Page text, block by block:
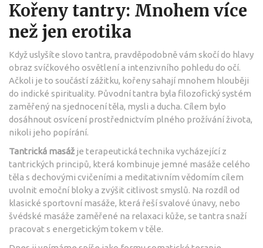
Kořeny tantry: Mnohem více
než jen erotika
Když uslyšíte slovo tantra, pravděpodobně vám skočí do hlavy
obraz svíčkového osvětlení a intenzivního pohledu do očí.
Ačkoli je to součástí zážitku, kořeny sahají mnohem hlouběji
do indické spirituality. Původní tantra byla filozofický systém
zaměřený na sjednocení těla, mysli a ducha. Cílem bylo
dosáhnout osvícení prostřednictvím plného prožívání života,
nikoli jeho popírání.
Tantrická masáž je terapeutická technika vycházející z
tantrických principů, která kombinuje jemné masáže celého
těla s dechovými cvičeními a meditativním vědomím cílem
uvolnit emoční bloky a zvýšit citlivost smyslů. Na rozdíl od
klasické sportovní masáže, která řeší svalové únavy, nebo
švédské masáže zaměřené na relaxaci kůže, se tantra snaží
pracovat s energetickým tokem v těle.